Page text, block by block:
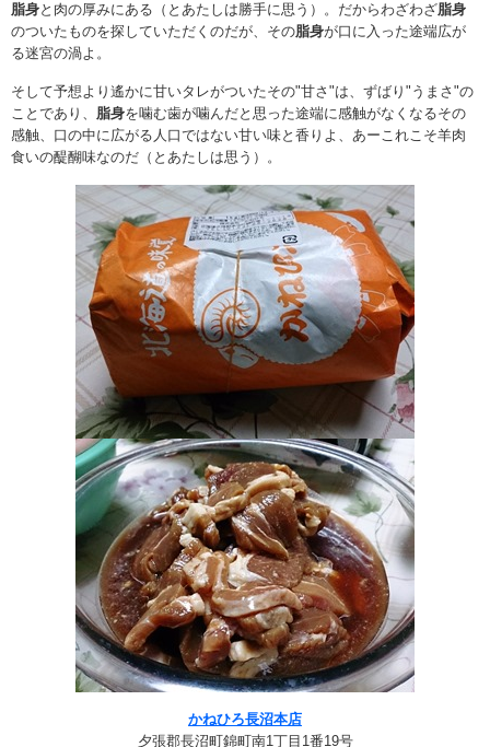
脂身と肉の厚みにある（とあたしは勝手に思う）。だからわざわざ脂身
のついたものを探していただくのだが、その脂身が口に入った途端広が
る迷宮の渦よ。
そして予想より遙かに甘いタレがついたその"甘さ"は、ずばり"うまさ"の
ことであり、 脂身を噛む歯が噛んだと思った途端に感触がなくなるその
感触、口の中に広がる人口ではない甘い味と香りよ、あーこれこそ羊肉
食いの醍醐味なのだ（とあたしは思う）。
かねひろ長沼本店
夕張郡長沼町錦町南1丁目1番19号